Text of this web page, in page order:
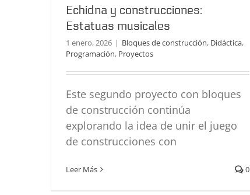
Echidna y construcciones:
Estatuas musicales
1 enero, 2026 | Bloques de construcción, Didáctica,
Programación, Proyectos
Este segundo proyecto con bloques
de construcción continúa
explorando la idea de unir el juego
de construcciones con
Leer Más 0